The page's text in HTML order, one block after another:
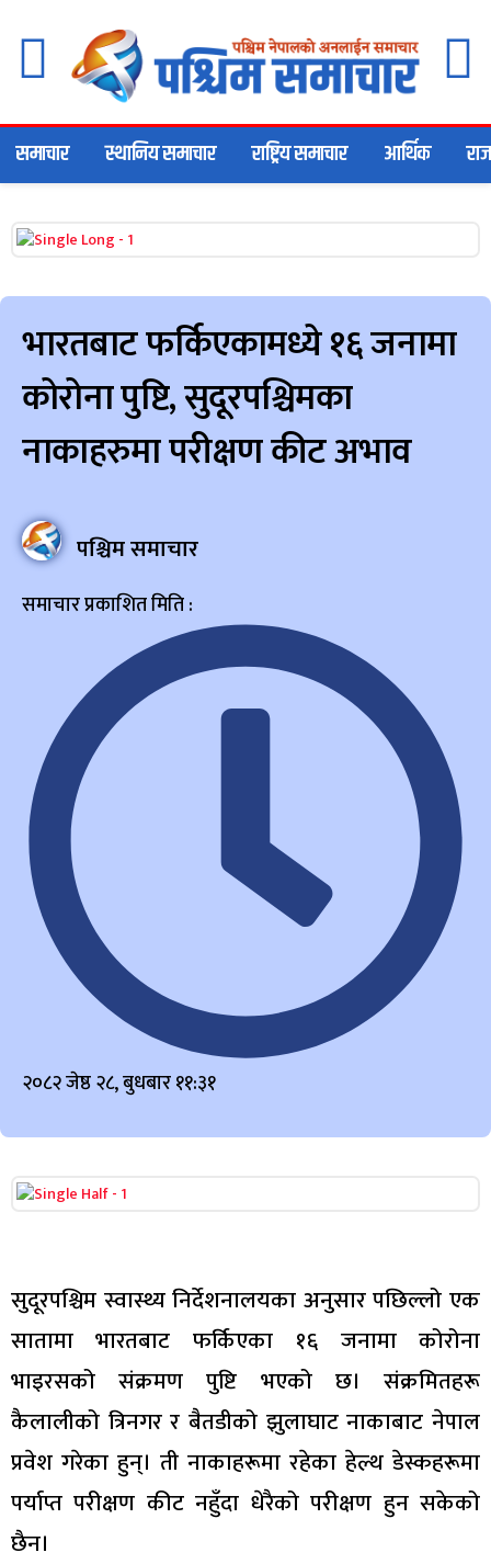
समाचार स्थानिय समाचार राष्ट्रिय समाचार आर्थिक
भारतबाट फर्किएकामध्ये १६ जनामा
कोरोना पुष्टि, सुदूरपश्चिमका
नाकाहरुमा परीक्षण कीट अभाव
पश्चिम समाचार
समाचार प्रकाशित मिति :
२०८२ जेष्ठ २८, बुधबार ११:३१
सुदूरपश्चिम स्वास्थ्य निर्देशनालयका अनुसार पछिल्लो एक
सातामा भारतबाट फर्किएका १६ जनामा कोरोना
भाइरसको संक्रमण पुष्टि भएको छ। संक्रमितहरू
कैलालीको त्रिनगर र बैतडीको झुलाघाट नाकाबाट नेपाल
प्रवेश गरेका हुन्। ती नाकाहरूमा रहेका हेल्थ डेस्कहरूमा
पर्याप्त परीक्षण कीट नहुँदा धेरैको परीक्षण हुन सकेको
छैन।